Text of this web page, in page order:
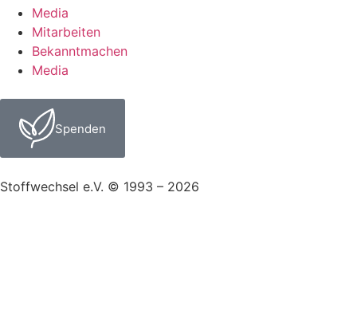
Media
Mitarbeiten
Bekanntmachen
Media
Spenden
Stoffwechsel e.V. © 1993 – 2026